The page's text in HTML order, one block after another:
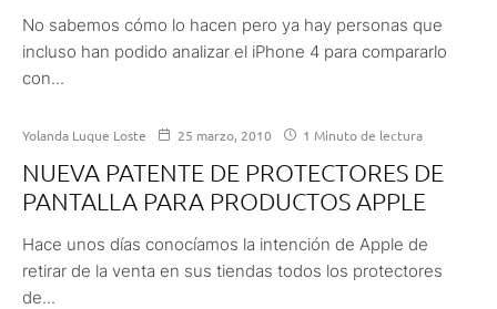
No sabemos cómo lo hacen pero ya hay personas que
incluso han podido analizar el iPhone 4 para compararlo
con...
Yolanda Luque Loste 25 marzo, 2010 1 Minuto de lectura
NUEVA PATENTE DE PROTECTORES DE
PANTALLA PARA PRODUCTOS APPLE
Hace unos días conocíamos la intención de Apple de
retirar de la venta en sus tiendas todos los protectores
de...